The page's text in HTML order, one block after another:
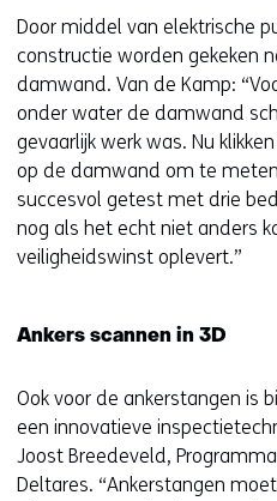
Door middel van elektrische
constructie worden gekeken
damwand. Van de Kamp:
onder water de damwand
gevaarlijk werk was. Nu
op de damwand om te
succesvol getest met drie
nog als het echt niet anders
veiligheidswinst oplevert.”
Ankers scannen in 3D
Ook voor de ankerstangen is
een innovatieve
Joost Breedeveld,
Deltares. “Ankerstangen